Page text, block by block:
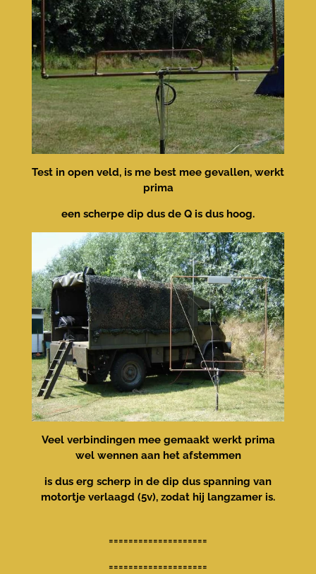
Test in open veld, is me best mee gevallen, werkt
prima
een scherpe dip dus de Q is dus hoog.
Veel verbindingen mee gemaakt werkt prima
wel wennen aan het afstemmen
is dus erg scherp in de dip dus spanning van
motortje verlaagd (5v), zodat hij langzamer is.
====================
====================